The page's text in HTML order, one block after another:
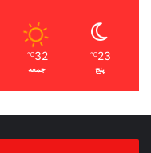
23
℃
پنج
32
℃
جمعه